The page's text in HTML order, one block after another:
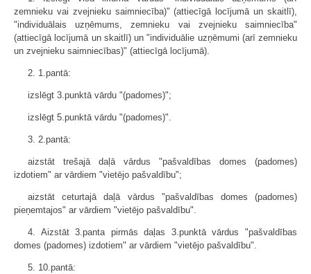
zemnieku vai zvejnieku saimniecība)" (attiecīgā locījumā un skaitlī),
"individuālais uzņēmums, zemnieku vai zvejnieku saimniecība"
(attiecīgā locījumā un skaitlī) un "individuālie uzņēmumi (arī zemnieku
un zvejnieku saimniecības)" (attiecīgā locījumā).
2. 1.pantā:
izslēgt 3.punktā vārdu "(padomes)";
izslēgt 5.punktā vārdu "(padomes)".
3. 2.pantā:
aizstāt trešajā daļā vārdus "pašvaldības domes (padomes)
izdotiem" ar vārdiem "vietējo pašvaldību";
aizstāt ceturtajā daļā vārdus "pašvaldības domes (padomes)
pieņemtajos" ar vārdiem "vietējo pašvaldību".
4. Aizstāt 3.panta pirmās daļas 3.punktā vārdus "pašvaldības
domes (padomes) izdotiem" ar vārdiem "vietējo pašvaldību".
5. 10.pantā: